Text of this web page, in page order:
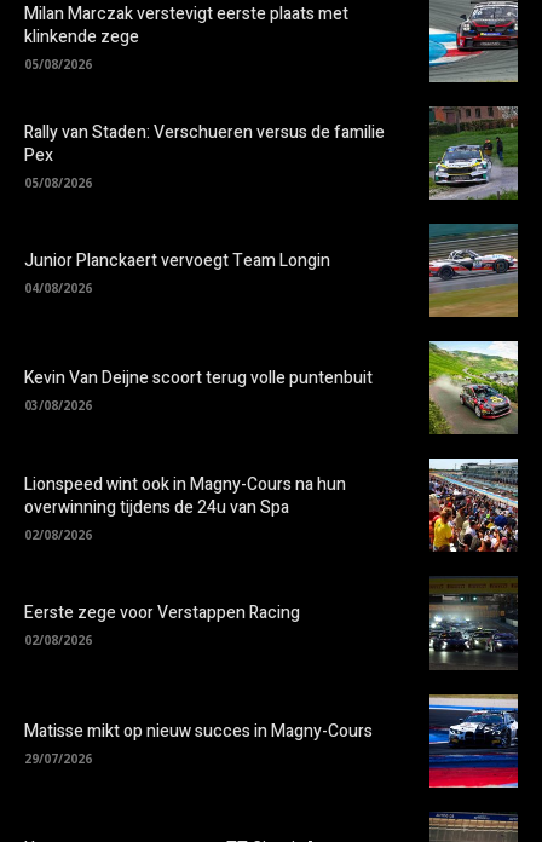
Milan Marczak verstevigt eerste plaats met
klinkende zege
05/08/2026
Rally van Staden: Verschueren versus de familie
Pex
05/08/2026
Junior Planckaert vervoegt Team Longin
04/08/2026
Kevin Van Deijne scoort terug volle puntenbuit
03/08/2026
Lionspeed wint ook in Magny-Cours na hun
overwinning tijdens de 24u van Spa
02/08/2026
Eerste zege voor Verstappen Racing
02/08/2026
Matisse mikt op nieuw succes in Magny-Cours
29/07/2026